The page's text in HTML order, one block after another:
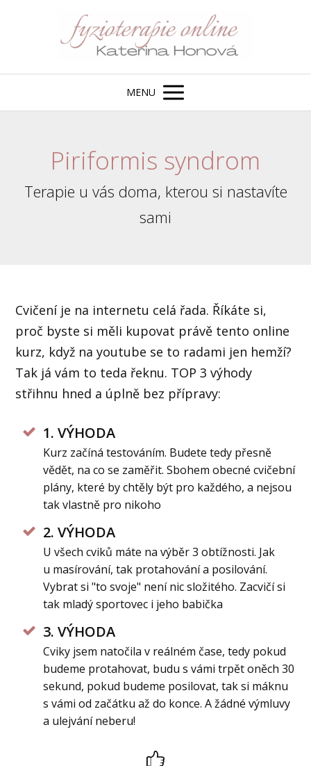
MENU
Piriformis syndrom
Terapie u vás doma, kterou si nastavíte
sami
Cvičení je na internetu celá řada. Říkáte si,
proč byste si měli kupovat právě tento online
kurz, když na youtube se to radami jen hemží?
Tak já vám to teda řeknu. TOP 3 výhody
střihnu hned a úplně bez přípravy:
1. VÝHODA
Kurz začíná testováním. Budete tedy přesně
vědět, na co se zaměřit. Sbohem obecné cvičební
plány, které by chtěly být pro každého, a nejsou
tak vlastně pro nikoho
2. VÝHODA
U všech cviků máte na výběr 3 obtížnosti. Jak
u masírování, tak protahování a posilování.
Vybrat si "to svoje" není nic složitého. Zacvičí si
tak mladý sportovec i jeho babička
3. VÝHODA
Cviky jsem natočila v reálném čase, tedy pokud
budeme protahovat, budu s vámi trpět oněch 30
sekund, pokud budeme posilovat, tak si máknu
s vámi od začátku až do konce. A žádné výmluvy
a ulejvání neberu!